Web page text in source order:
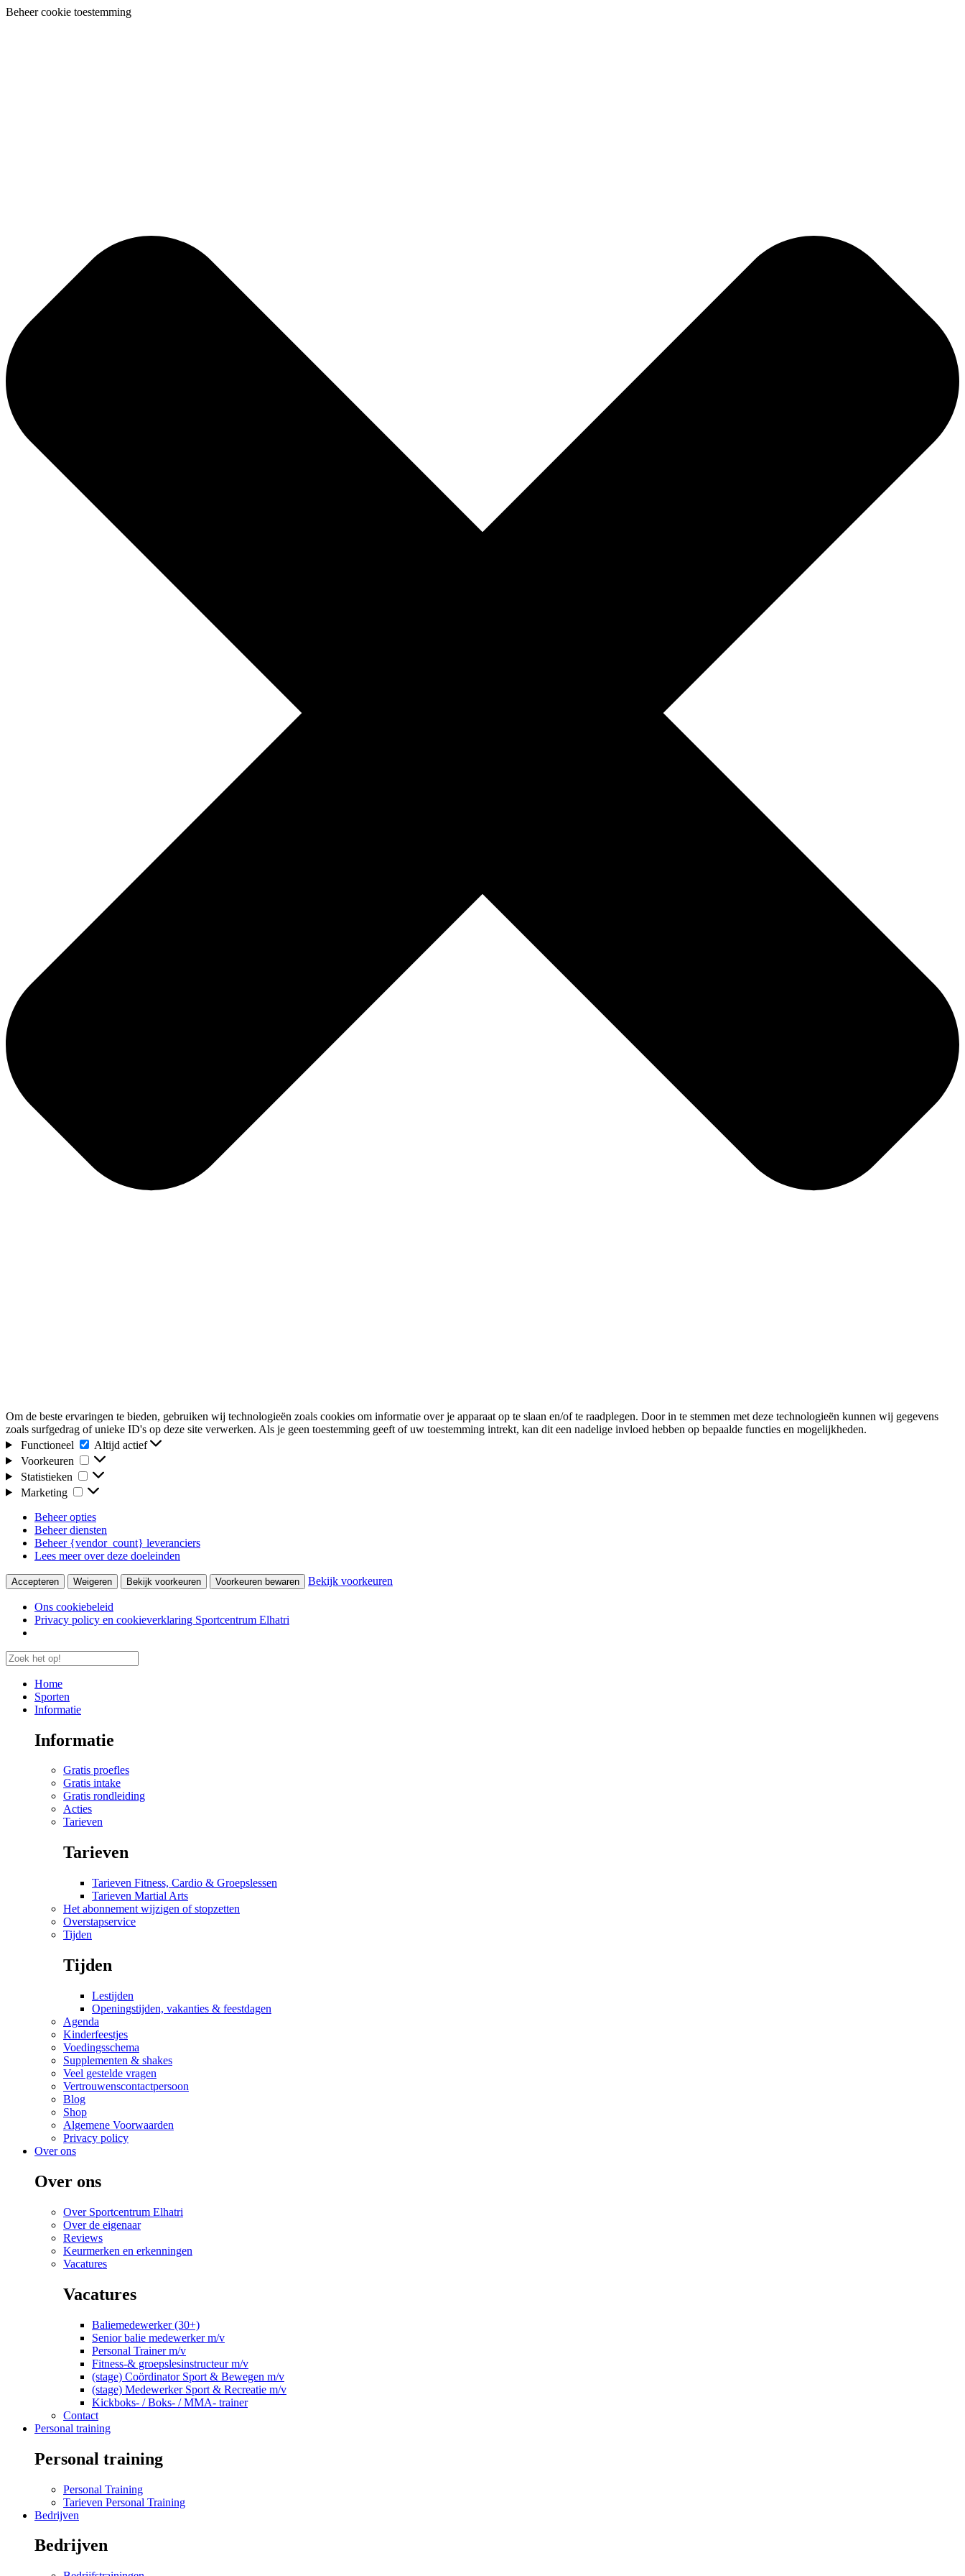
Beheer cookie toestemming
Om de beste ervaringen te bieden, gebruiken wij technologieën zoals cookies om informatie over je apparaat op te slaan en/of te raadplegen. Door in te stemmen met deze technologieën kunnen wij gegevens
zoals surfgedrag of unieke ID's op deze site verwerken. Als je geen toestemming geeft of uw toestemming intrekt, kan dit een nadelige invloed hebben op bepaalde functies en mogelijkheden.
Functioneel
Functioneel
Altijd actief
Voorkeuren
Voorkeuren
Statistieken
Statistieken
Marketing
Marketing
Beheer opties
Beheer diensten
Beheer {vendor_count} leveranciers
Lees meer over deze doeleinden
Accepteren Weigeren Bekijk voorkeuren Voorkeuren bewaren Bekijk voorkeuren
Ons cookiebeleid
Privacy policy en cookieverklaring Sportcentrum Elhatri
Home
Sporten
Informatie
Informatie
Gratis proefles
Gratis intake
Gratis rondleiding
Acties
Tarieven
Tarieven
Tarieven Fitness, Cardio & Groepslessen
Tarieven Martial Arts
Het abonnement wijzigen of stopzetten
Overstapservice
Tijden
Tijden
Lestijden
Openingstijden, vakanties & feestdagen
Agenda
Kinderfeestjes
Voedingsschema
Supplementen & shakes
Veel gestelde vragen
Vertrouwenscontactpersoon
Blog
Shop
Algemene Voorwaarden
Privacy policy
Over ons
Over ons
Over Sportcentrum Elhatri
Over de eigenaar
Reviews
Keurmerken en erkenningen
Vacatures
Vacatures
Baliemedewerker (30+)
Senior balie medewerker m/v
Personal Trainer m/v
Fitness-& groepslesinstructeur m/v
(stage) Coördinator Sport & Bewegen m/v
(stage) Medewerker Sport & Recreatie m/v
Kickboks- / Boks- / MMA- trainer
Contact
Personal training
Personal training
Personal Training
Tarieven Personal Training
Bedrijven
Bedrijven